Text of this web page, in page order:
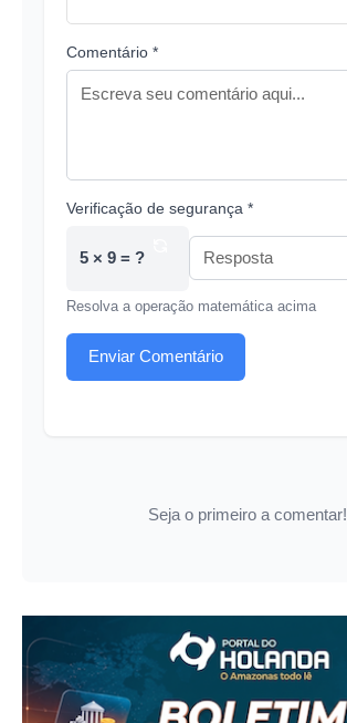
Comentário *
Verificação de segurança *
5 × 9 = ?
Resolva a operação matemática acima
Enviar Comentário
Seja o primeiro a comentar!